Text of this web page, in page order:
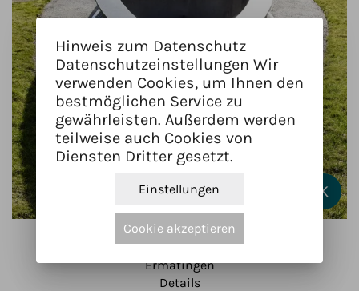
K
See-Schiff Fisch-Fischer
Ermatingen
Details
Hinweis zum Datenschutz
Datenschutzeinstellungen Wir
verwenden Cookies, um Ihnen den
bestmöglichen Service zu
gewährleisten. Außerdem werden
teilweise auch Cookies von
Diensten Dritter gesetzt.
Einstellungen
Cookie akzeptieren